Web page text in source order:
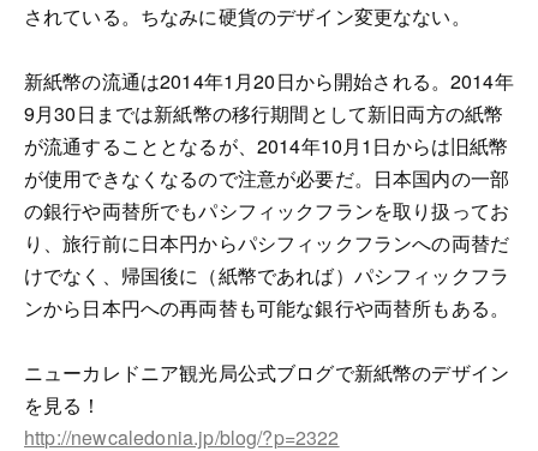
されている。ちなみに硬貨のデザイン変更なない。
新紙幣の流通は2014年1月20日から開始される。2014年
9月30日までは新紙幣の移行期間として新旧両方の紙幣
が流通することとなるが、2014年10月1日からは旧紙幣
が使用できなくなるので注意が必要だ。日本国内の一部
の銀行や両替所でもパシフィックフランを取り扱ってお
り、旅行前に日本円からパシフィックフランへの両替だ
けでなく、帰国後に（紙幣であれば）パシフィックフラ
ンから日本円への再両替も可能な銀行や両替所もある。
ニューカレドニア観光局公式ブログで新紙幣のデザイン
を見る！
http://newcaledonia.jp/blog/?p=2322